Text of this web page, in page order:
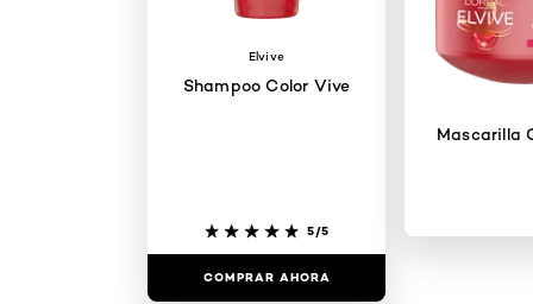
Elvive
Shampoo Color Vive
5/5
COMPRAR AHORA
Mascarilla